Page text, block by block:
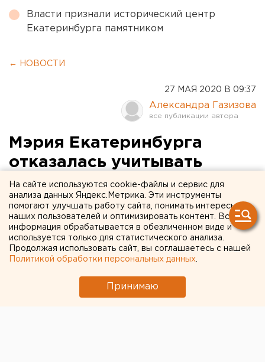
Власти признали исторический центр
Екатеринбурга памятником
← НОВОСТИ
27 МАЯ 2020 В 09:37
Александра Газизова
Мэрия Екатеринбурга
отказалась учитывать
мнение жителей о
застройке
"Университетского"
На сайте используются cookie-файлы и сервис для
анализа данных Яндекс.Метрика. Эти инструменты
помогают улучшать работу сайта, понимать интересы
наших пользователей и оптимизировать контент. Вся
информация обрабатывается в обезличенном виде и
используется только для статистического анализа.
Продолжая использовать сайт, вы соглашаетесь с нашей
Политикой обработки персональных данных
Принимаю